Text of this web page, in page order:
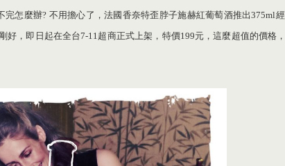
完怎麼辦? 不用擔心了，法國香奈特歪脖子施赫紅葡萄酒推出375ml
好，即日起在全台7-11超商正式上架，特價199元，這麼超值的價格